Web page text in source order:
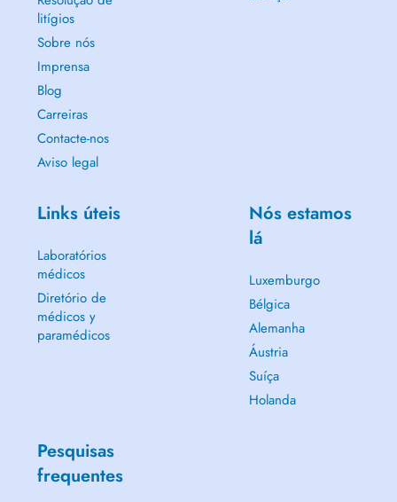
litígios
Sobre nós
Imprensa
Blog
Carreiras
Contacte-nos
Aviso legal
Links úteis
Laboratórios
médicos
Diretório de
médicos y
paramédicos
Nós estamos
lá
Luxemburgo
Bélgica
Alemanha
Áustria
Suíça
Holanda
Pesquisas
frequentes